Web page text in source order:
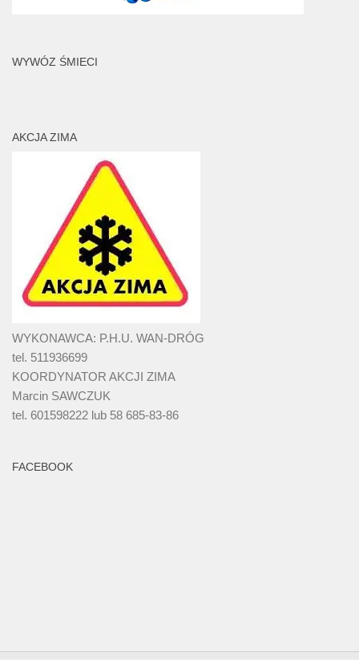
WYWÓZ ŚMIECI
AKCJA ZIMA
WYKONAWCA: P.H.U. WAN-DRÓG
tel. 511936699
KOORDYNATOR AKCJI ZIMA
Marcin SAWCZUK
tel. 601598222 lub 58 685-83-86
FACEBOOK